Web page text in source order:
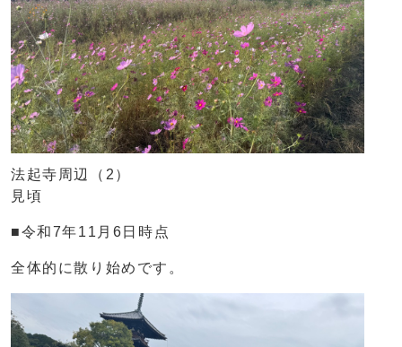
法起寺周辺（2）
見頃
■令和7年11月6日時点
全体的に散り始めです。